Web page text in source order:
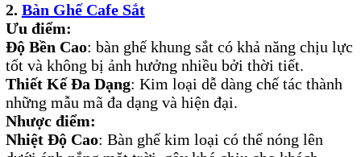
2. Bàn Ghế Cafe Sắt
Ưu điểm:
Độ Bền Cao: bàn ghế khung sắt có khả năng chịu lực
tốt và không bị ảnh hưởng nhiều bởi thời tiết.
Thiết Kế Đa Dạng: Kim loại dễ dàng chế tác thành
những mẫu mã đa dạng và hiện đại.
Nhược điểm:
Nhiệt Độ Cao: Bàn ghế kim loại có thể nóng lên